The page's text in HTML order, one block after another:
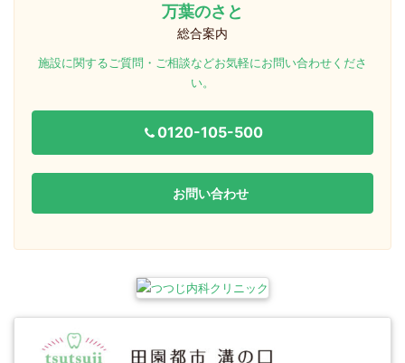
万葉のさと
総合案内
施設に関するご質問・ご相談などお気軽にお問い合わせくださ
い。
0120-105-500
お問い合わせ